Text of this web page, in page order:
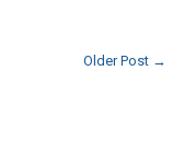
Older Post →